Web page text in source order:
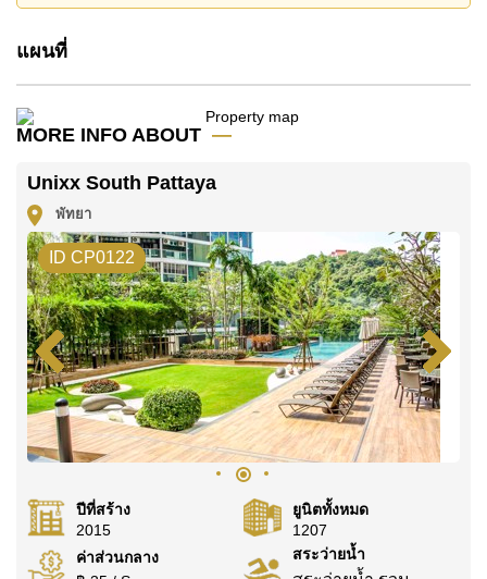
มัดจำ 2 เดือน
ค้นพบโอกาสในการทำให้ที่อยู่อาศัยนี้เป็นบ้านในฝันของ
คุณ!
ติดต่อ Cornerstone Real Estate โทร +6638411250
หรือ อีเมลinfo@cornerstone.co.th
WhatsApp ของสำนักงาน:
@cornerstonepattaya
แผนที่
MORE INFO ABOUT
Unixx South Pattaya
พัทยา
ID CP0122
ปีที่สร้าง
2015
ยูนิตทั้งหมด
1207
ค่าส่วนกลาง
สระว่ายน้ำ